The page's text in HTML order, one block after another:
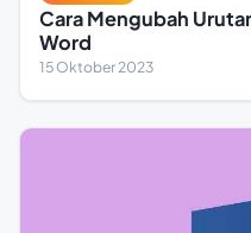
Cara Mengubah
Word
15 Oktober 2023